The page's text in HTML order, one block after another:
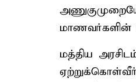
மத்திய